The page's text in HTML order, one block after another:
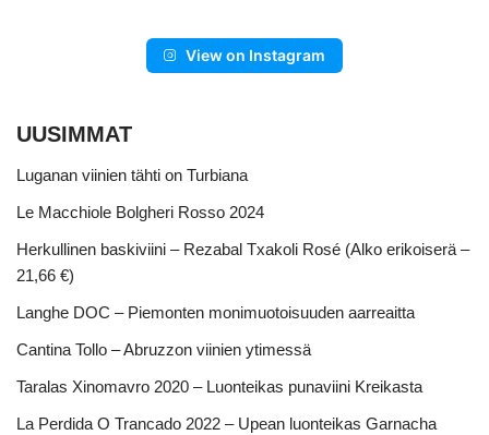
View on Instagram
UUSIMMAT
Luganan viinien tähti on Turbiana
Le Macchiole Bolgheri Rosso 2024
Herkullinen baskiviini – Rezabal Txakoli Rosé (Alko erikoiserä –
21,66 €)
Langhe DOC – Piemonten monimuotoisuuden aarreaitta
Cantina Tollo – Abruzzon viinien ytimessä
Taralas Xinomavro 2020 – Luonteikas punaviini Kreikasta
La Perdida O Trancado 2022 – Upean luonteikas Garnacha